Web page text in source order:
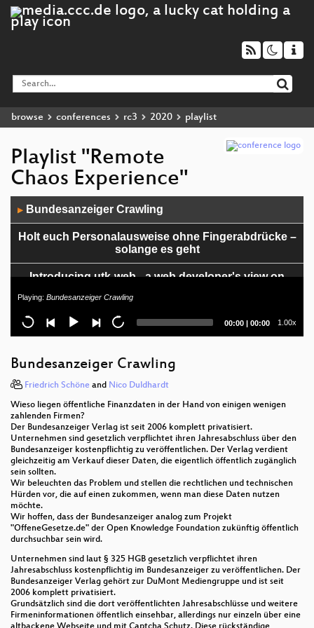
browse conferences rc3 2020 playlist
Playlist "Remote
Chaos Experience"
Player
▶ Bundesanzeiger Crawling
Holt euch Personalausweise ohne Fingerabdrücke –
solange es geht
Introducing utk-web - a web developer's view on
When Lightning Strikes Thrice: Breaking
Thunderbolt 3 Security
Porting Linux to your favorite obscure Arm SoC
Oh du fröhliche, oh du smarte Welt...
Wie werde ich meine Welt verbessern?!
Encrypted DNS, Eposide II
Performance: "PFEIF DRAUF" AeroSoul Musik
Instrumente
BioInformaticsHack
Digital integrity of the human person, a new
fundamental right 2020 update
Visual dynamics of healthy aging
Bitwäscherei - rc3.world Tour
Playing: Bundesanzeiger Crawling
Current
00:00 | Total
00:00 1.00x
Bundesanzeiger Crawling
Friedrich Schöne and Nico Duldhardt
Wieso liegen öffentliche Finanzdaten in der Hand von einigen wenigen
zahlenden Firmen?
Der Bundesanzeiger Verlag ist seit 2006 komplett privatisiert.
Unternehmen sind gesetzlich verpflichtet ihren Jahresabschluss über den
Bundesanzeiger kostenpflichtig zu veröffentlichen. Der Verlag verdient
gleichzeitig am Verkauf dieser Daten, die eigentlich öffentlich zugänglich
sein sollten.
Wir beleuchten das Problem und stellen die rechtlichen und technischen
Hürden vor, die auf einen zukommen, wenn man diese Daten nutzen
möchte.
Wir hoffen, dass der Bundesanzeiger analog zum Projekt
"OffeneGesetze.de" der Open Knowledge Foundation zukünftig öffentlich
durchsuchbar sein wird.
Unternehmen sind laut § 325 HGB gesetzlich verpflichtet ihren
Jahresabschluss kostenpflichtig im Bundesanzeiger zu veröffentlichen. Der
Bundesanzeiger Verlag gehört zur DuMont Mediengruppe und ist seit
2006 komplett privatisiert.
Grundsätzlich sind die dort veröffentlichten Jahresabschlüsse und weitere
Firmeninformationen öffentlich einsehbar, allerdings nur einzeln über eine